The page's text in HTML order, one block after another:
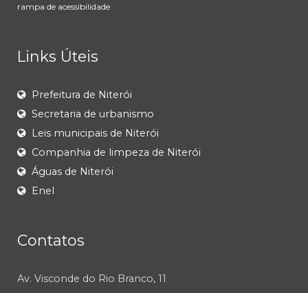
rampa de acessibilidade
Links Úteis
Prefeitura de Niterói
Secretaria de urbanismo
Leis municipais de Niterói
Companhia de limpeza de Niterói
Águas de Niterói
Enel
Contatos
Av. Visconde do Rio Branco, 11